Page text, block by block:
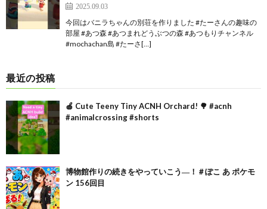
2025.09.03
今回はバニラちゃんの別荘を作りました #たーさんの趣味の
部屋 #あつ森 #あつまれどうぶつの森 #あつもりチャンネル
#mochachan島 #たーさ[…]
最近の投稿
🍎 Cute Teeny Tiny ACNH Orchard! 🌳 #acnh
#animalcrossing #shorts
博物館作りの続きをやっていこう―！＃ぽこ あ ポケモ
ン 156回目